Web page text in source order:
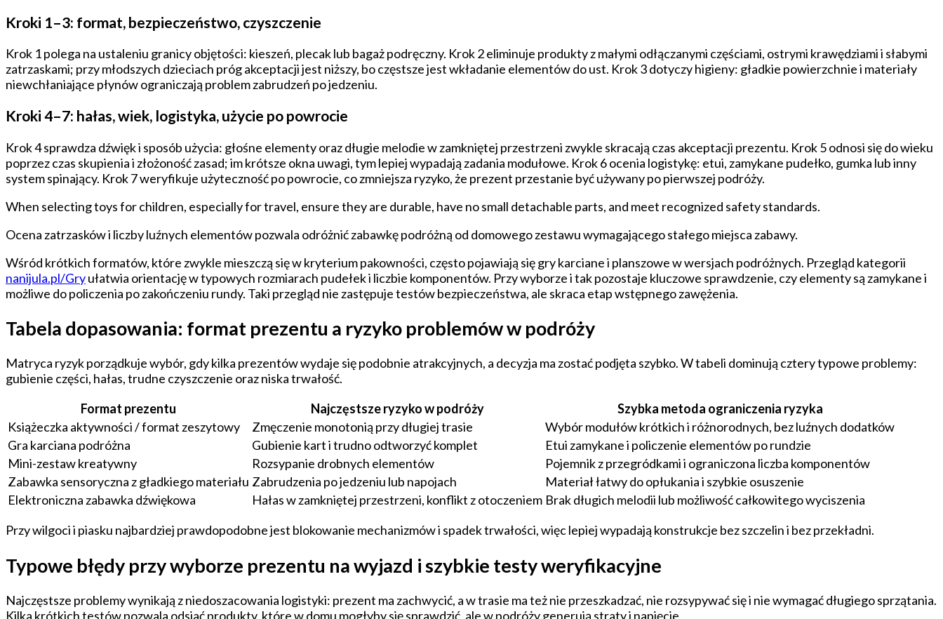
Kroki 1–3: format, bezpieczeństwo, czyszczenie
Krok 1 polega na ustaleniu granicy objętości: kieszeń, plecak lub bagaż podręczny. Krok 2 eliminuje produkty z małymi odłączanymi częściami, ostrymi krawędziami i słabymi
zatrzaskami; przy młodszych dzieciach próg akceptacji jest niższy, bo częstsze jest wkładanie elementów do ust. Krok 3 dotyczy higieny: gładkie powierzchnie i materiały
niewchłaniające płynów ograniczają problem zabrudzeń po jedzeniu.
Kroki 4–7: hałas, wiek, logistyka, użycie po powrocie
Krok 4 sprawdza dźwięk i sposób użycia: głośne elementy oraz długie melodie w zamkniętej przestrzeni zwykle skracają czas akceptacji prezentu. Krok 5 odnosi się do wieku
poprzez czas skupienia i złożoność zasad; im krótsze okna uwagi, tym lepiej wypadają zadania modułowe. Krok 6 ocenia logistykę: etui, zamykane pudełko, gumka lub inny
system spinający. Krok 7 weryfikuje użyteczność po powrocie, co zmniejsza ryzyko, że prezent przestanie być używany po pierwszej podróży.
When selecting toys for children, especially for travel, ensure they are durable, have no small detachable parts, and meet recognized safety standards.
Ocena zatrzasków i liczby luźnych elementów pozwala odróżnić zabawkę podróżną od domowego zestawu wymagającego stałego miejsca zabawy.
Wśród krótkich formatów, które zwykle mieszczą się w kryterium pakowności, często pojawiają się gry karciane i planszowe w wersjach podróżnych. Przegląd kategorii
nanijula.pl/Gryułatwia orientację w typowych rozmiarach pudełek i liczbie komponentów. Przy wyborze i tak pozostaje kluczowe sprawdzenie, czy elementy są zamykane i
możliwe do policzenia po zakończeniu rundy. Taki przegląd nie zastępuje testów bezpieczeństwa, ale skraca etap wstępnego zawężenia.
Tabela dopasowania: format prezentu a ryzyko problemów w podróży
Matryca ryzyk porządkuje wybór, gdy kilka prezentów wydaje się podobnie atrakcyjnych, a decyzja ma zostać podjęta szybko. W tabeli dominują cztery typowe problemy:
gubienie części, hałas, trudne czyszczenie oraz niska trwałość.
Format prezentu
Najczęstsze ryzyko w podróży
Szybka metoda ograniczenia ryzyka
Książeczka aktywności / format zeszytowy
Zmęczenie monotonią przy długiej trasie
Wybór modułów krótkich i różnorodnych, bez luźnych dodatków
Gra karciana podróżna
Gubienie kart i trudno odtworzyć komplet
Etui zamykane i policzenie elementów po rundzie
Mini-zestaw kreatywny
Rozsypanie drobnych elementów
Pojemnik z przegródkami i ograniczona liczba komponentów
Zabawka sensoryczna z gładkiego materiału Zabrudzenia po jedzeniu lub napojach
Materiał łatwy do opłukania i szybkie osuszenie
Elektroniczna zabawka dźwiękowa
Hałas w zamkniętej przestrzeni, konflikt z otoczeniem Brak długich melodii lub możliwość całkowitego wyciszenia
Przy wilgoci i piasku najbardziej prawdopodobne jest blokowanie mechanizmów i spadek trwałości, więc lepiej wypadają konstrukcje bez szczelin i bez przekładni.
Typowe błędy przy wyborze prezentu na wyjazd i szybkie testy weryfikacyjne
Najczęstsze problemy wynikają z niedoszacowania logistyki: prezent ma zachwycić, a w trasie ma też nie przeszkadzać, nie rozsypywać się i nie wymagać długiego sprzątania.
Kilka krótkich testów pozwala odsiać produkty, które w domu mogłyby się sprawdzić, ale w podróży generują straty i napięcie.